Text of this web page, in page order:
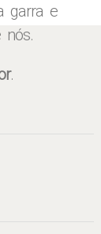
garra e
nós.
.